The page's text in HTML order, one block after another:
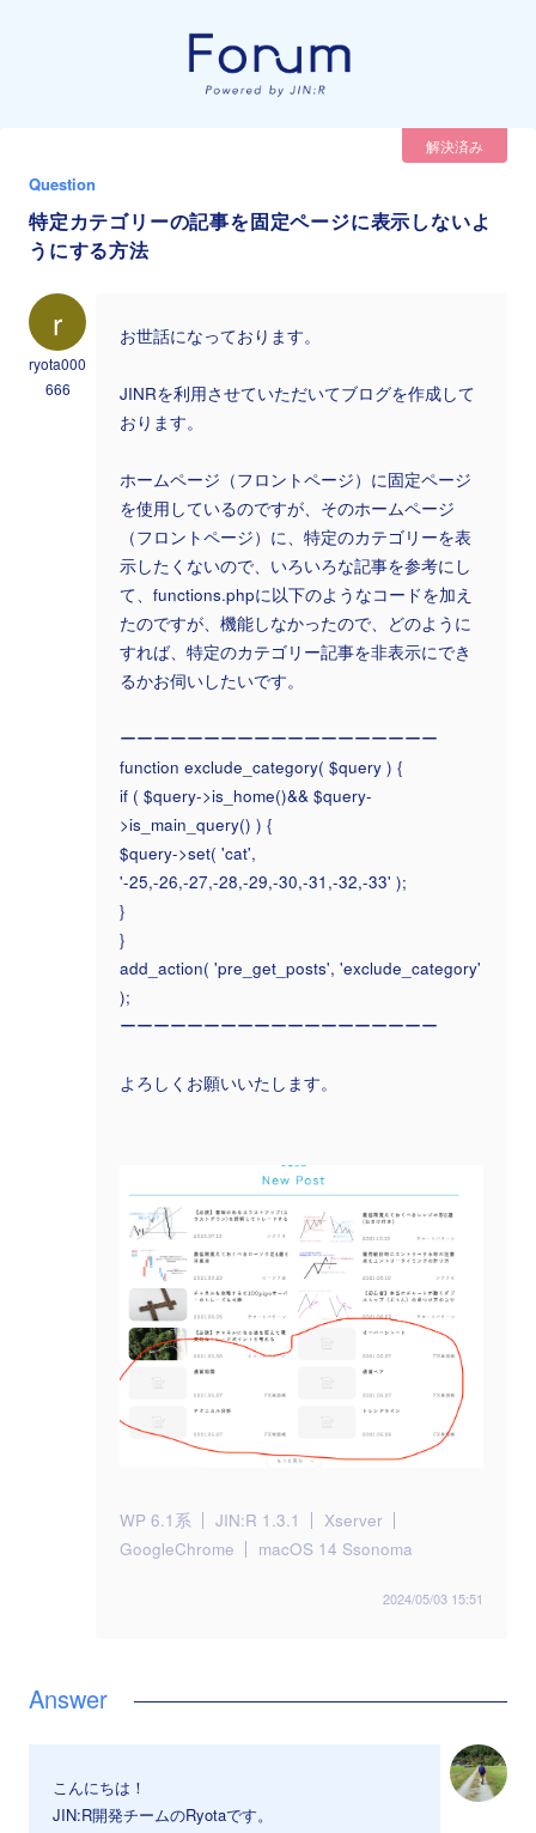
解決済み
Question
特定カテゴリーの記事を固定ページに表示しないよ
うにする方法
r
ryota000
666
お世話になっております。
JINRを利用させていただいてブログを作成して
おります。
ホームページ（フロントページ）に固定ページ
を使用しているのですが、そのホームページ
（フロントページ）に、特定のカテゴリーを表
示したくないので、いろいろな記事を参考にし
て、functions.phpに以下のようなコードを加え
たのですが、機能しなかったので、どのように
すれば、特定のカテゴリー記事を非表示にでき
るかお伺いしたいです。
ーーーーーーーーーーーーーーーーーーー
function exclude_category( $query ) {
if ( $query->is_home()&& $query-
>is_main_query() ) {
$query->set( 'cat',
'-25,-26,-27,-28,-29,-30,-31,-32,-33' );
}
}
add_action( 'pre_get_posts', 'exclude_category'
);
ーーーーーーーーーーーーーーーーーーー
よろしくお願いいたします。
WP 6.1系 JIN:R 1.3.1
Xserver
GoogleChrome
macOS 14 Ssonoma
2024/05/03 15:51
こんにちは！
JIN:R開発チームのRyotaです。